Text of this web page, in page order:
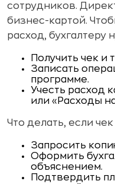
сотрудников.
бизнес-картой.
расход, бухгалтеру
Получить чек и
Записать
программе.
Учесть расход
или «Расходы
Что делать, если чек
Запросить
Оформить
объяснением.
Подтвердить